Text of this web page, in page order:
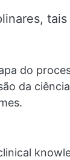
do
da